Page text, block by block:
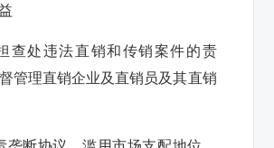
查处违法直销和传销案件的责
管理直销企业及直销员及其直销